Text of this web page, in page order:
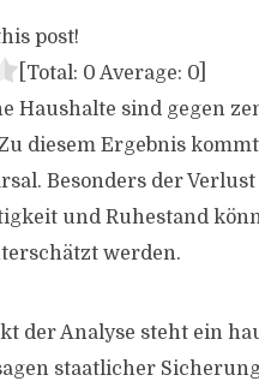
post!
[Total: 0 Average: 0
Haushalte sind gegen
diesem Ergebnis
Besonders der
und Ruhestand
werden.
der Analyse steht ein
staatlicher